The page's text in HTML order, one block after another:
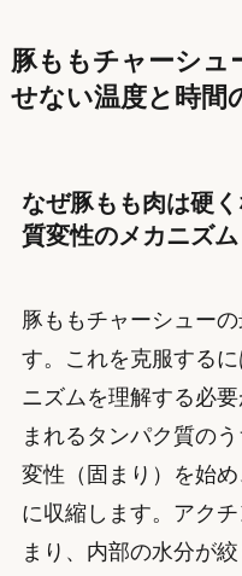
豚ももチャーシュ
せない温度と時間
なぜ豚もも肉は硬
質変性のメカニズム
豚ももチャーシュー
す。これを克服する
ニズムを理解する必
まれるタンパク質のう
変性（固まり）を始め
に収縮します。アク
まり、内部の水分が